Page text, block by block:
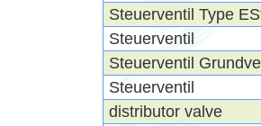
Steuerventil Type
Steuerventil
Steuerventil
Steuerventil
distributor valve